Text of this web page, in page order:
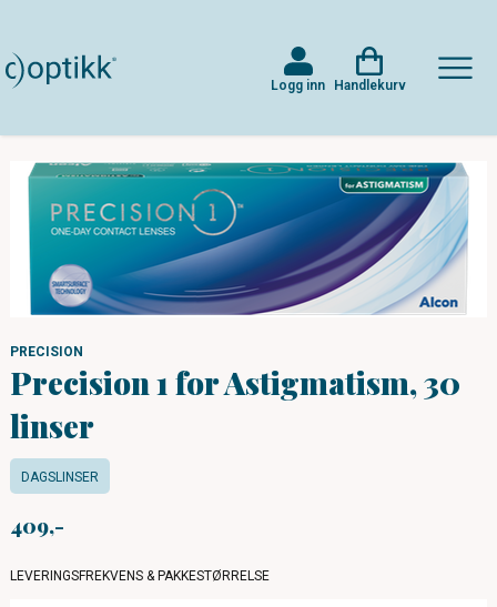
Logg inn Handlekurv
PRECISION
Precision 1 for Astigmatism, 30
linser
DAGSLINSER
409
LEVERINGSFREKVENS & PAKKESTØRRELSE